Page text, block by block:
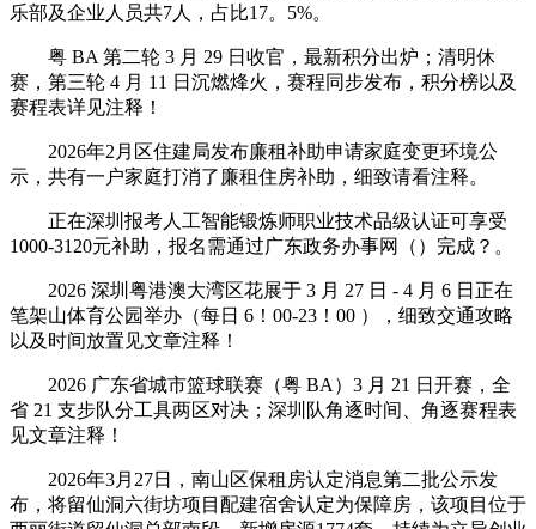
乐部及企业人员共7人，占比17。5%。
粤 BA 第二轮 3 月 29 日收官，最新积分出炉；清明休
赛，第三轮 4 月 11 日沉燃烽火，赛程同步发布，积分榜以及
赛程表详见注释！
2026年2月区住建局发布廉租补助申请家庭变更环境公
示，共有一户家庭打消了廉租住房补助，细致请看注释。
正在深圳报考人工智能锻炼师职业技术品级认证可享受
1000-3120元补助，报名需通过广东政务办事网（）完成？。
2026 深圳粤港澳大湾区花展于 3 月 27 日 - 4 月 6 日正在
笔架山体育公园举办（每日 6！00-23！00 ），细致交通攻略
以及时间放置见文章注释！
2026 广东省城市篮球联赛（粤 BA）3 月 21 日开赛，全
省 21 支步队分工具两区对决；深圳队角逐时间、角逐赛程表
见文章注释！
2026年3月27日，南山区保租房认定消息第二批公示发
布，将留仙洞六街坊项目配建宿舍认定为保障房，该项目位于